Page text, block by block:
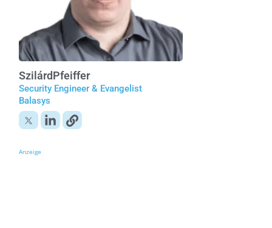
SzilárdPfeiffer
Security Engineer & Evangelist
Balasys
Anzeige